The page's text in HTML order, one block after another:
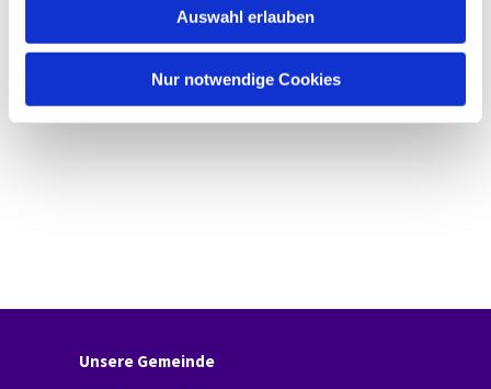
Auswahl erlauben
Nur notwendige Cookies
Unsere Gemeinde